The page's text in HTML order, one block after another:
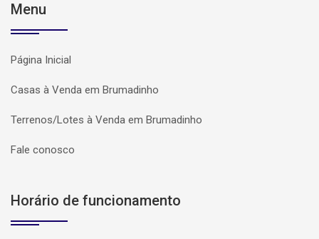
Menu
Página Inicial
Casas à Venda em Brumadinho
Terrenos/Lotes à Venda em Brumadinho
Fale conosco
Horário de funcionamento